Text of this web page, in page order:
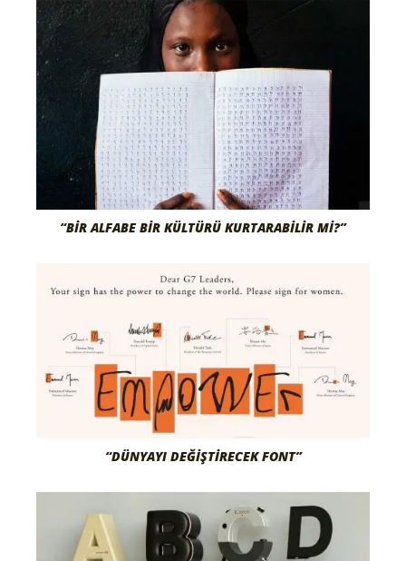
“BIR ALFABE BIR KÜLTÜRÜ KURTARABILIR MI?”
“DÜNYAYI DEĞIŞTIRECEK FONT”